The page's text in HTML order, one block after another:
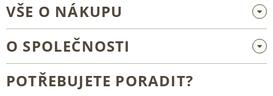
VŠE O NÁKUPU
Velkoobchod a spolupráce
Všeobecné obchodní podmínky
O SPOLEČNOSTI
POTŘEBUJETE PORADIT?